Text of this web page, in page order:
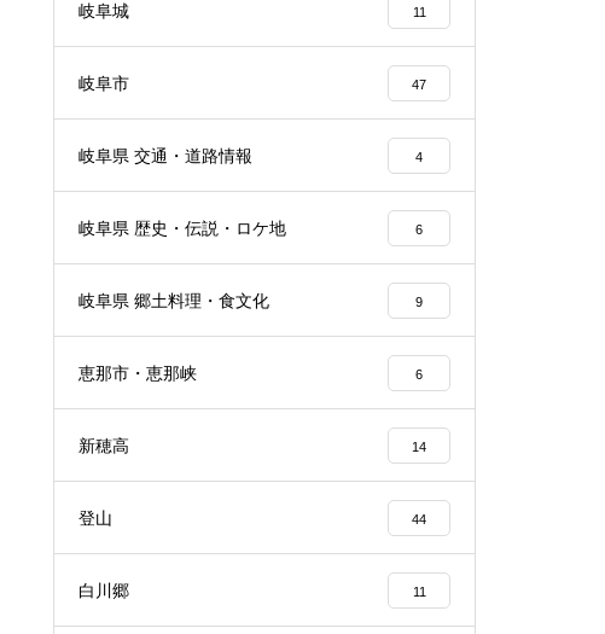
岐阜城 11
岐阜市 47
岐阜県 交通・道路情報 4
岐阜県 歴史・伝説・ロケ地 6
岐阜県 郷土料理・食文化 9
恵那市・恵那峡 6
新穂高 14
登山 44
白川郷 11